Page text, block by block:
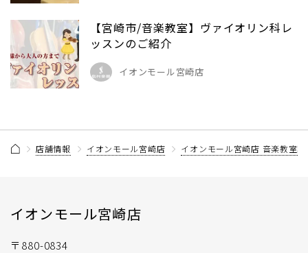
【宮崎市/音楽教室】ヴァイオリン科レ
ッスンのご紹介
イオンモール宮崎店
店舗情報 イオンモール宮崎店 イオンモール宮崎店 音楽教室
イオンモール宮崎店
〒880-0834